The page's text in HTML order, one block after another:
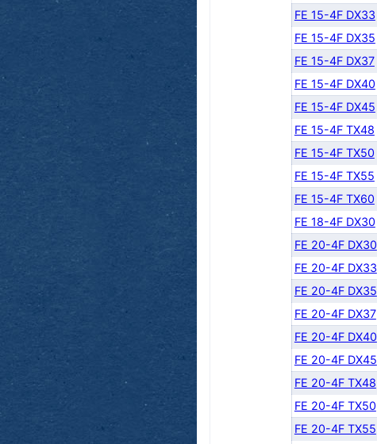
FE 15-4F DX33
FE 15-4F DX35
FE 15-4F DX37
FE 15-4F DX40
FE 15-4F DX45
FE 15-4F TX48
FE 15-4F TX50
FE 15-4F TX55
FE 15-4F TX60
FE 18-4F DX30
FE 20-4F DX30
FE 20-4F DX33
FE 20-4F DX35
FE 20-4F DX37
FE 20-4F DX40
FE 20-4F DX45
FE 20-4F TX48
FE 20-4F TX50
FE 20-4F TX55